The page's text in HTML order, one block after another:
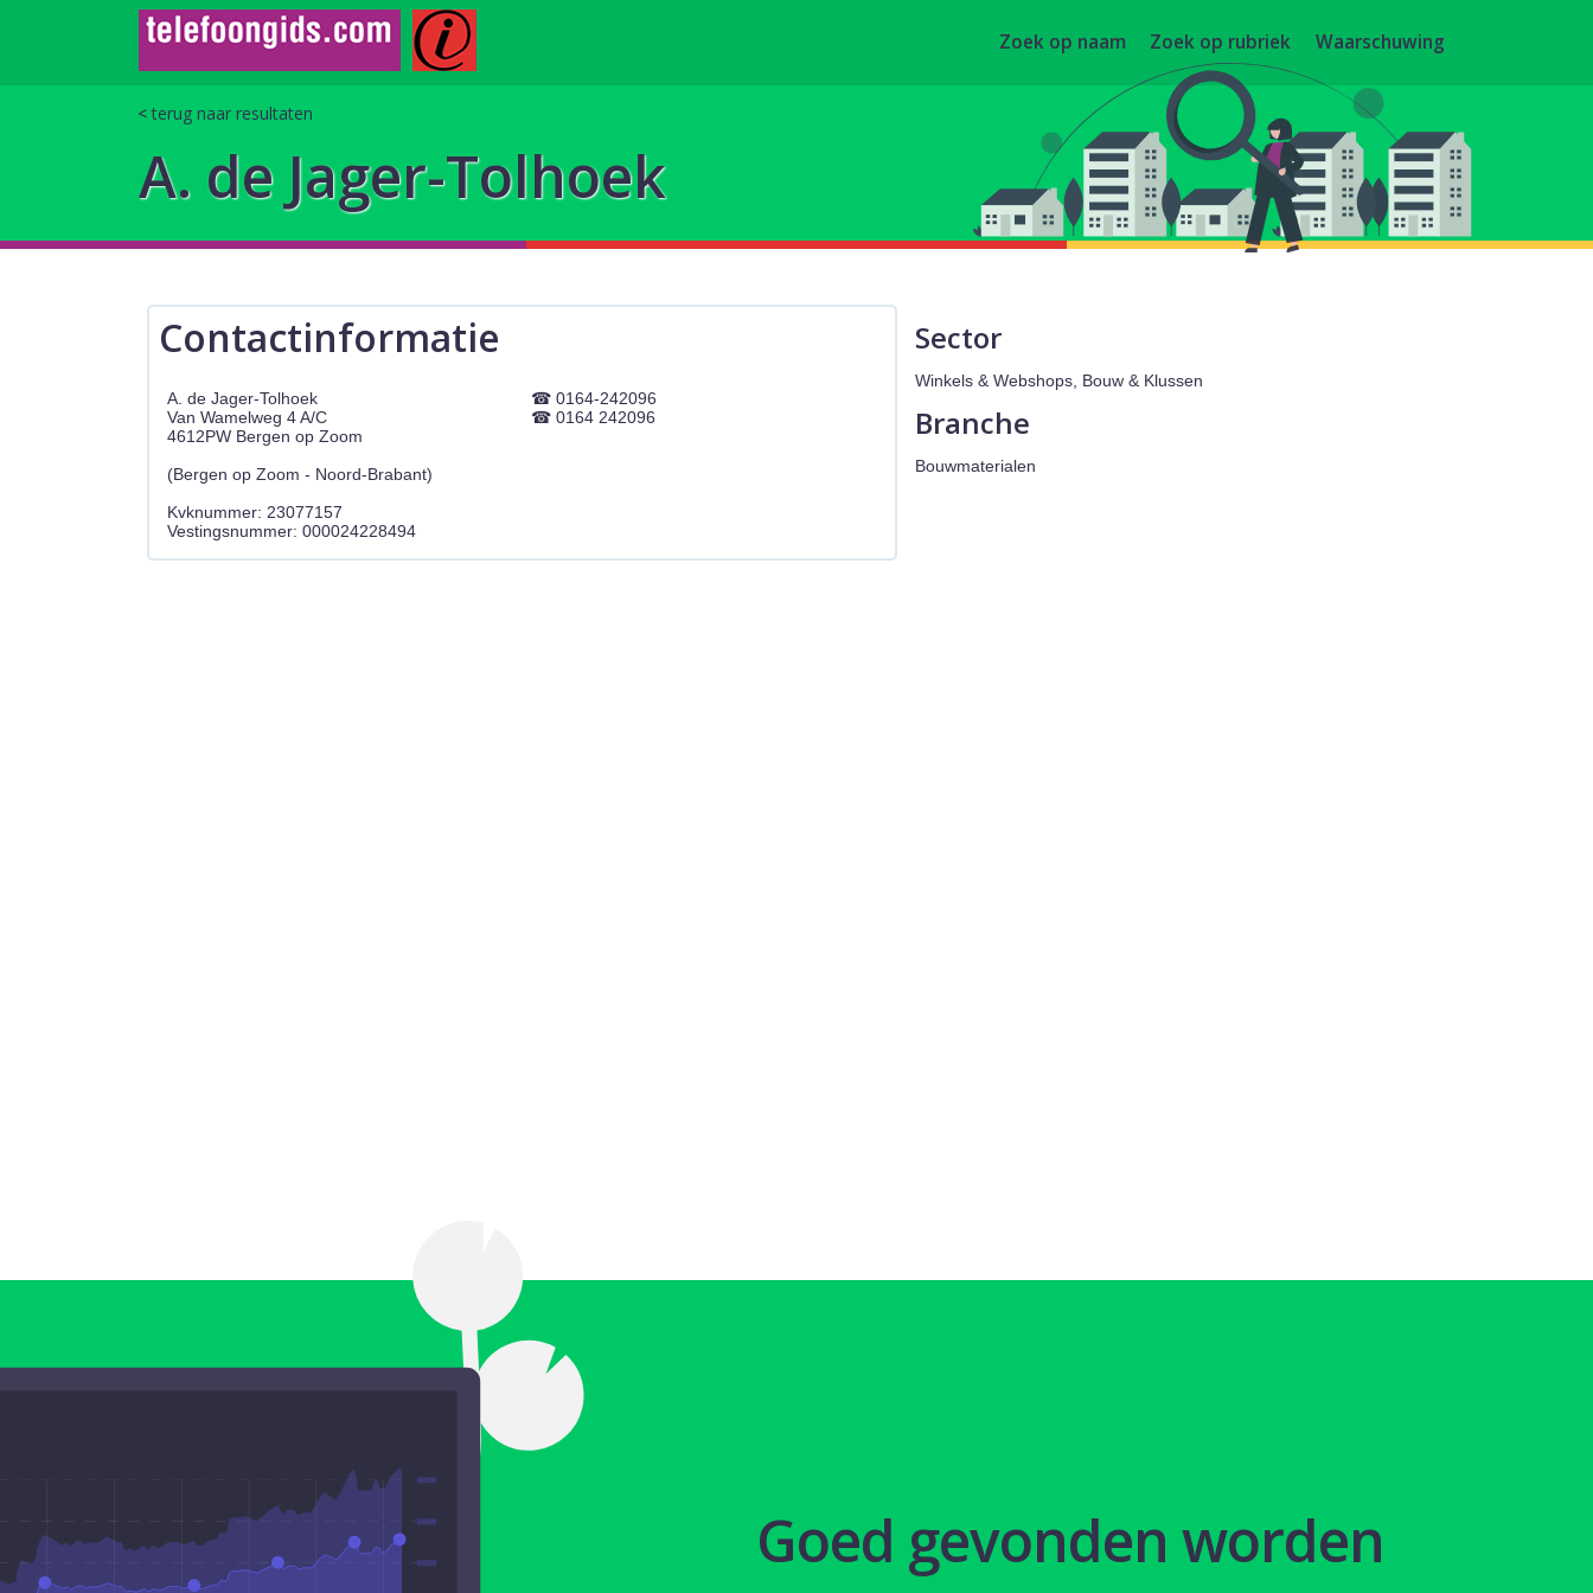
Zoek op naam Zoek op rubriek Waarschuwing
terug naar resultaten
A. de Jager-Tolhoek
Contactinformatie
A. de Jager-Tolhoek
Van Wamelweg 4 A/C
4612PW Bergen op Zoom
(Bergen op Zoom - Noord-Brabant)
Kvknummer: 23077157
0164-242096
0164 242096
Sector
Winkels & Webshops, Bouw & Klussen
Branche
Bouwmaterialen
Goed gevonden worden